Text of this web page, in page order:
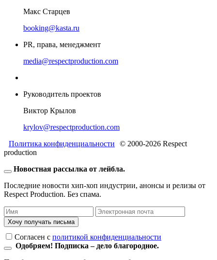
Макс Старцев
booking@kasta.ru
PR, права, менеджмент
media@respectproduction.com
Руководитель проектов
Виктор Крылов
krylov@respectproduction.com
Политика конфиденциальности
© 2000-2026 Respect
production
Новостная рассылка от лейбла.
Последние новости хип-хоп индустрии, анонсы и релизы от
Respect Production. Без спама.
Хочу получать письма
Согласен c политикой конфиденциальности
Одобряем! Подписка – дело благородное.